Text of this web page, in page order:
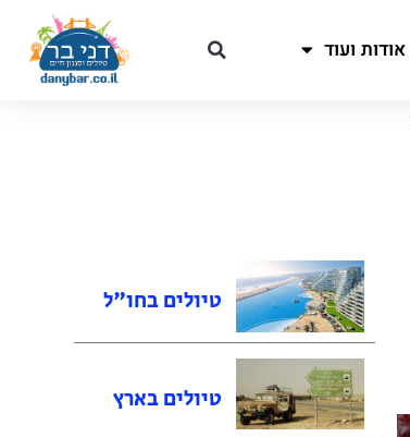
אודות ועוד
טיולים בחו"ל
טיולים בארץ